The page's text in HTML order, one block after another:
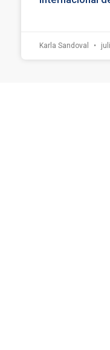
Karla Sandoval